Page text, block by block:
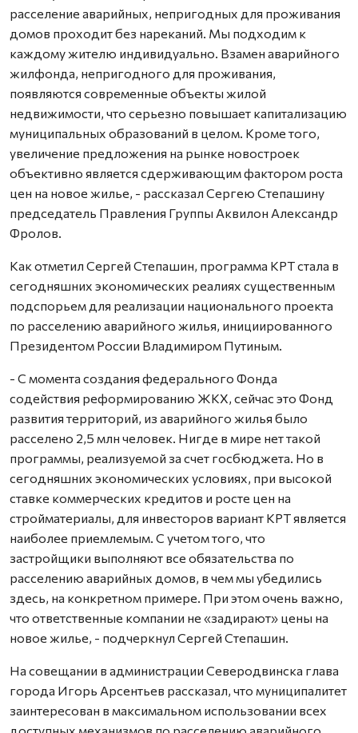
расселение аварийных, непригодных для проживания
домов проходит без нареканий. Мы подходим к
каждому жителю индивидуально. Взамен аварийного
жилфонда, непригодного для проживания,
появляются современные объекты жилой
недвижимости, что серьезно повышает капитализацию
муниципальных образований в целом. Кроме того,
увеличение предложения на рынке новостроек
объективно является сдерживающим фактором роста
цен на новое жилье, - рассказал Сергею Степашину
председатель Правления Группы Аквилон Александр
Фролов.
Как отметил Сергей Степашин, программа КРТ стала в
сегодняшних экономических реалиях существенным
подспорьем для реализации национального проекта
по расселению аварийного жилья, инициированного
Президентом России Владимиром Путиным.
- С момента создания федерального Фонда
содействия реформированию ЖКХ, сейчас это Фонд
развития территорий, из аварийного жилья было
расселено 2,5 млн человек. Нигде в мире нет такой
программы, реализуемой за счет госбюджета. Но в
сегодняшних экономических условиях, при высокой
ставке коммерческих кредитов и росте цен на
стройматериалы, для инвесторов вариант КРТ является
наиболее приемлемым. С учетом того, что
застройщики выполняют все обязательства по
расселению аварийных домов, в чем мы убедились
здесь, на конкретном примере. При этом очень важно,
что ответственные компании не «задирают» цены на
новое жилье, - подчеркнул Сергей Степашин.
На совещании в администрации Северодвинска глава
города Игорь Арсентьев рассказал, что муниципалитет
заинтересован в максимальном использовании всех
доступных механизмов по расселению аварийного